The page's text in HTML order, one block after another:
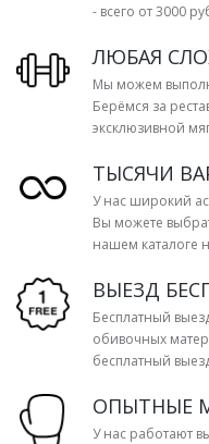
- всего от 3000
ЛЮБАЯ
Мы можем
Берёмся за
эксклюзивной
ТЫСЯЧИ
У нас широкий
Вы можете
нашем каталоге
ВЫЕЗД
Бесплатный
обивочных
бесплатный
ОПЫТНЫЕ
У нас работают